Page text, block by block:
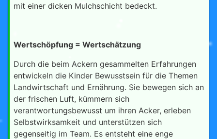
mit einer dicken Mulchschicht bedeckt.
Wertschöpfung = Wertschätzung
Durch die beim Ackern gesammelten Erfahrungen
entwickeln die Kinder Bewusstsein für die Themen
Landwirtschaft und Ernährung. Sie bewegen sich an
der frischen Luft, kümmern sich
verantwortungsbewusst um ihren Acker, erleben
Selbstwirksamkeit und unterstützen sich
gegenseitig im Team. Es entsteht eine enge